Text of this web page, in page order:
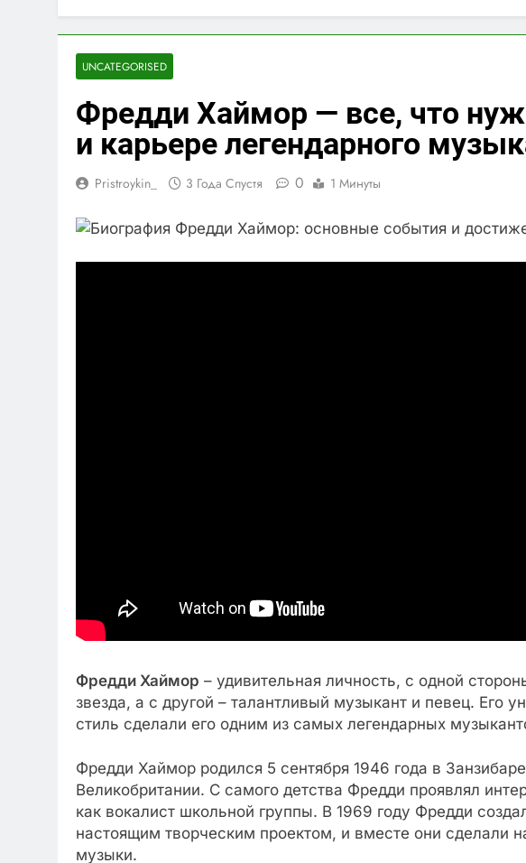
UNCATEGORISED
Фредди Хаймор — все, что
и карьере легендарного
Pristroykin_ 3 Года Спустя 0 1 Минуты
Фредди Хаймор – удивительная личность, с одной
звезда, а с другой – талантливый музыкант и певец. Его
стиль сделали его одним из самых легендарных
Фредди Хаймор родился 5 сентября 1946 года в
Великобритании. С самого детства Фредди проявлял
как вокалист школьной группы. В 1969 году Фредди
настоящим творческим проектом, и вместе они сделали
музыки.